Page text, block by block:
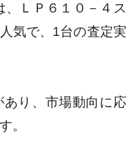
、ＬＰ６１０－４ス
気で、1台の査定実
り、市場動向に応
。